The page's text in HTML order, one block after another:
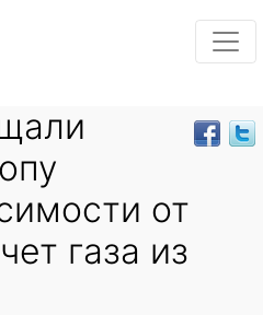
от
газа из